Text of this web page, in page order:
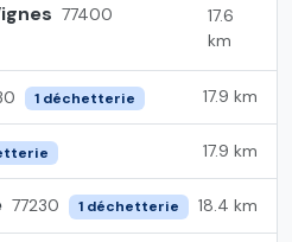
77400
17.6
km
1 déchetterie 17.9 km
17.9 km
77230 1 déchetterie 18.4 km